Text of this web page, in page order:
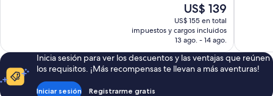
El
precio
actual
es
de
US$ 139
US$ 139
US$ 155 en total
impuestos y cargos incluidos
13 ago. - 14 ago.
Inicia sesión para ver los descuentos y las ventajas que reúnen
los requisitos. ¡Más recompensas te llevan a más aventuras!
Iniciar sesión Registrarme gratis